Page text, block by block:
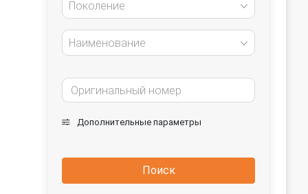
Поколение
Наименование
Дополнительные параметры
Поиск